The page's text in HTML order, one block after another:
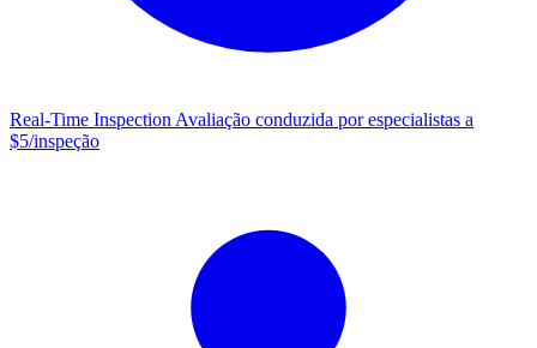
Real-Time Inspection Avaliação conduzida por especialistas a
$5/inspeção